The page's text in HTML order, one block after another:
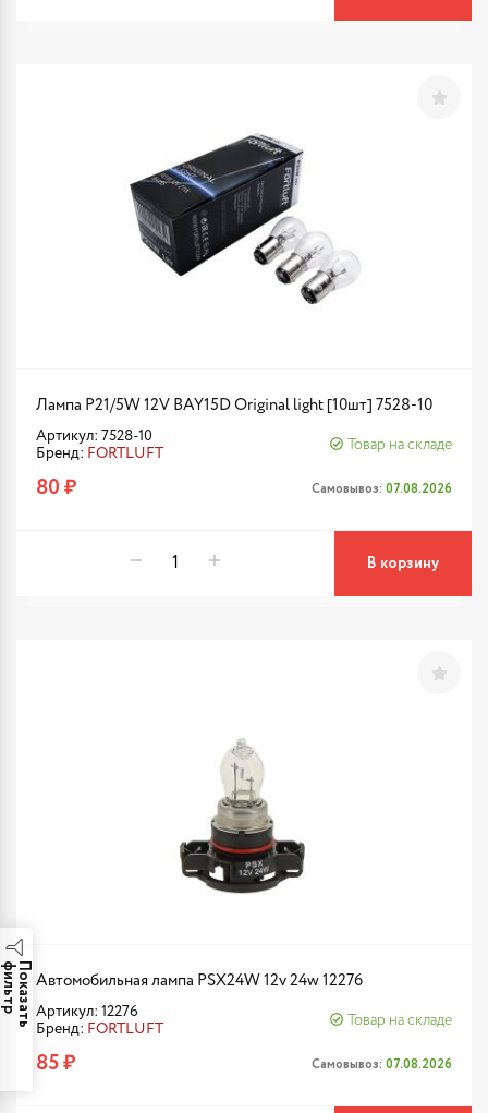
П
о
к
а
з
а
т
ь
ф
и
л
ь
т
Лампа P21/5W 12V BAY15D Original light [10шт] 7528-10
Артикул: 7528-10
Бренд: FORTLUFT
Товар на складе
80 ₽ Самовывоз: 07.08.2026
В корзину
Автомобильная лампа PSX24W 12v 24w 12276
Артикул: 12276
Бренд: FORTLUFT
Товар на складе
85 ₽ Самовывоз: 07.08.2026